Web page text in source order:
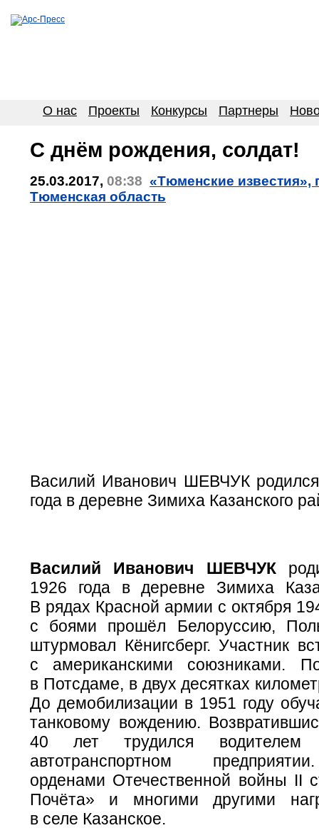
О нас Проекты Конкурсы Партнеры
С днём рождения, солдат!
25.03.2017, 08:38 «Тюменские известия»,
Тюменская область
Василий Иванович ШЕВЧУК
года в деревне Зимиха Казанского
Василий Иванович ШЕВЧУК
1926 года в деревне Зимиха
В рядах Красной армии с октября
с боями прошёл Белоруссию,
штурмовал Кёнигсберг. Участник
с американскими союзниками.
в Потсдаме, в двух десятках
До демобилизации в 1951 году
танковому вождению.
40 лет трудился водителем
автотранспортном
орденами Отечественной войны II
Почёта» и многими другими
в селе Казанское.